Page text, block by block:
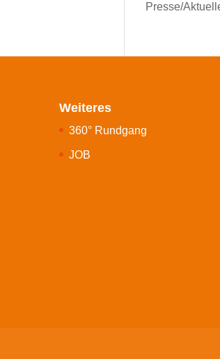
Presse/
Weiteres
360° Rundgang
JOB